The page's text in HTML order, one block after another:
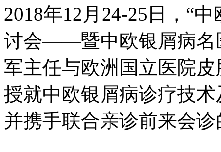
2018年12月24-25日，“
讨会——暨中欧银屑病名
军主任与欧洲国立医院
授就中欧银屑病诊疗技
并携手联合亲诊前来会